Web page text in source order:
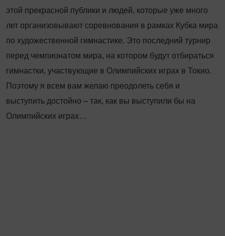
этой прекрасной публики и людей, которые уже много
лет организовывают соревнования в рамках Кубка мира
по художественной гимнастике. Это последний турнир
перед чемпионатом мира, на котором будут отбираться
гимнастки, участвующие в Олимпийских играх в Токио.
Поэтому я всем вам желаю преодолеть себя и
выступить достойно – так, как вы выступили бы на
Олимпийских играх…